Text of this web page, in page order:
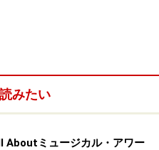
みたい
Aboutミュージカル・アワー